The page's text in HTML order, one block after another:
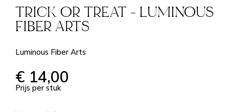
TRICK OR TREAT - LUMINOUS
FIBER ARTS
Luminous Fiber Arts
€ 14,00
Prijs per stuk